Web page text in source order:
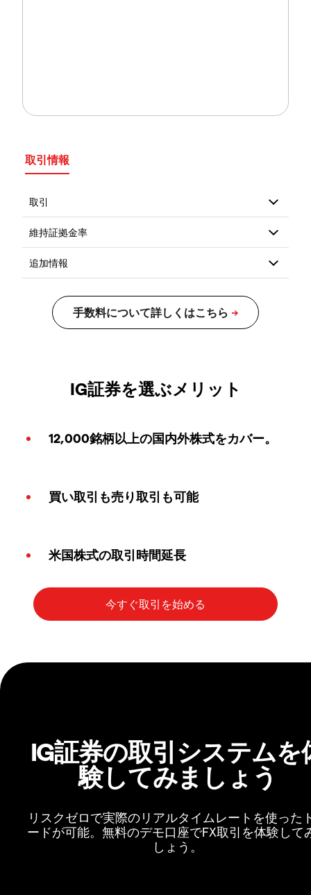
取引情報
IG証券を選ぶメリット
12,000銘柄以上の国内外株式をカバー。
買い取引も売り取引も可能
米国株式の取引時間延長
IG証券の取引システムを
験してみましょう
リスクゼロで実際のリアルタイムレートを使った
ードが可能。無料のデモ口座でFX取引を体験して
しょう。